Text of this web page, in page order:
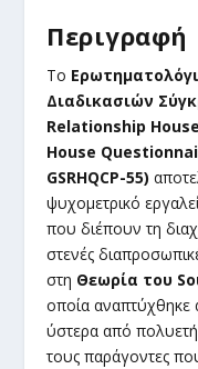
Περιγραφή
Το
Διαδικασιών
Relationship
House
GSRHQCP-55)
ψυχομετρικό
που διέπουν τη
στενές
στη Θεωρία του
οποία αναπτύχθηκε
ύστερα από πολυετή
τους παράγοντες